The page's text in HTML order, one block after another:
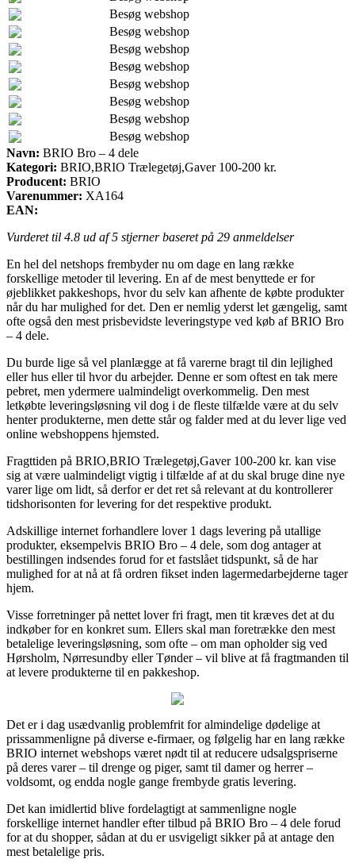
Besøg webshop
Besøg webshop
Besøg webshop
Besøg webshop
Besøg webshop
Besøg webshop
Besøg webshop
Besøg webshop
Navn: BRIO Bro – 4 dele
Kategori: BRIO,BRIO Trælegetøj,Gaver 100-200 kr.
Producent: BRIO
Varenummer: XA164
EAN:
Vurderet til 4.8 ud af 5 stjerner baseret på 29 anmeldelser
En hel del netshops frembyder nu om dage en lang række
forskellige metoder til levering. En af de mest benyttede er for
øjeblikket pakkeshops, hvor du selv kan afhente de købte produkter
når du har mulighed for det. Den er nemlig yderst let gængelig, samt
ofte også den mest prisbevidste leveringstype ved køb af BRIO Bro
– 4 dele.
Du burde lige så vel planlægge at få varerne bragt til din lejlighed
eller hus eller til hvor du arbejder. Denne er som oftest en tak mere
pebret, men ydermere ualmindeligt overkommelig. Den mest
letkøbte leveringsløsning vil dog i de fleste tilfælde være at du selv
henter produkterne, men dette står og falder med at du lever lige ved
online webshoppens hjemsted.
Fragttiden på BRIO,BRIO Trælegetøj,Gaver 100-200 kr. kan vise
sig at være ualmindeligt vigtig i tilfælde af at du skal bruge dine nye
varer lige om lidt, så derfor er det ret så relevant at du kontrollerer
tidshorisonten for levering for det respektive produkt.
Adskillige internet forhandlere lover 1 dags levering på utallige
produkter, eksempelvis BRIO Bro – 4 dele, som dog antager at
bestillingen indsendes forud for et fastslået tidspunkt, så de har
mulighed for at nå at få ordren fikset inden lagermedarbejderne tager
hjem.
Visse forretninger på nettet lover fri fragt, men tit kræves det at du
indkøber for en konkret sum. Ellers skal man foretrække den mest
betalelige leveringsløsning, som ofte – om man opholder sig ved
Hørsholm, Nørresundby eller Tønder – vil blive at få fragtmanden til
at levere produkterne til en pakkeshop.
Det er i dag usædvanlig problemfrit for almindelige dødelige at
prissammenligne på diverse e-firmaer, og følgelig har en lang række
BRIO internet webshops været nødt til at reducere udsalgspriserne
på deres varer – til drenge og piger, samt til damer og herrer –
voldsomt, og endda nogle gange frembyde gratis levering.
Det kan imidlertid blive fordelagtigt at sammenligne nogle
forskellige internet handler efter tilbud på BRIO Bro – 4 dele forud
for at du shopper, sådan at du er usvigeligt sikker på at antage den
mest betalelige pris.